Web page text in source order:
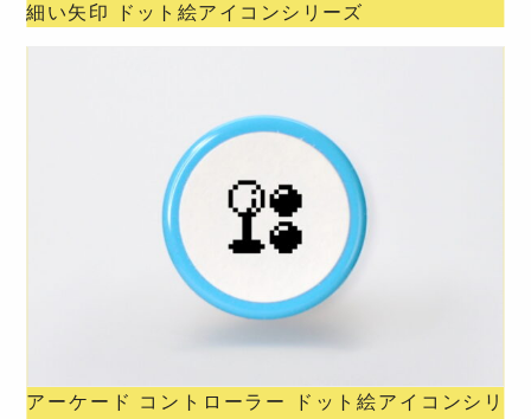
細い矢印 ドット絵アイコンシリーズ
アーケード コントローラー ドット絵アイコンシリ